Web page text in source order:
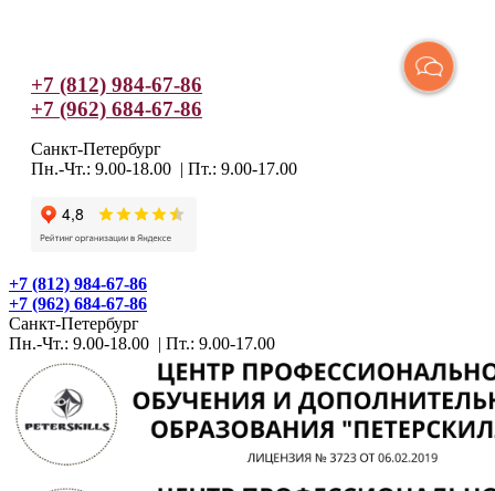
+7 (812) 984-67-86
+7 (962) 684-67-86
Санкт-Петербург
Пн.-Чт.: 9.00-18.00 | Пт.: 9.00-17.00
+7 (812) 984-67-86
+7 (962) 684-67-86
Санкт-Петербург
Пн.-Чт.: 9.00-18.00 | Пт.: 9.00-17.00